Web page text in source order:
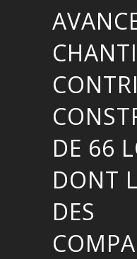
DE 66
DONT
DES